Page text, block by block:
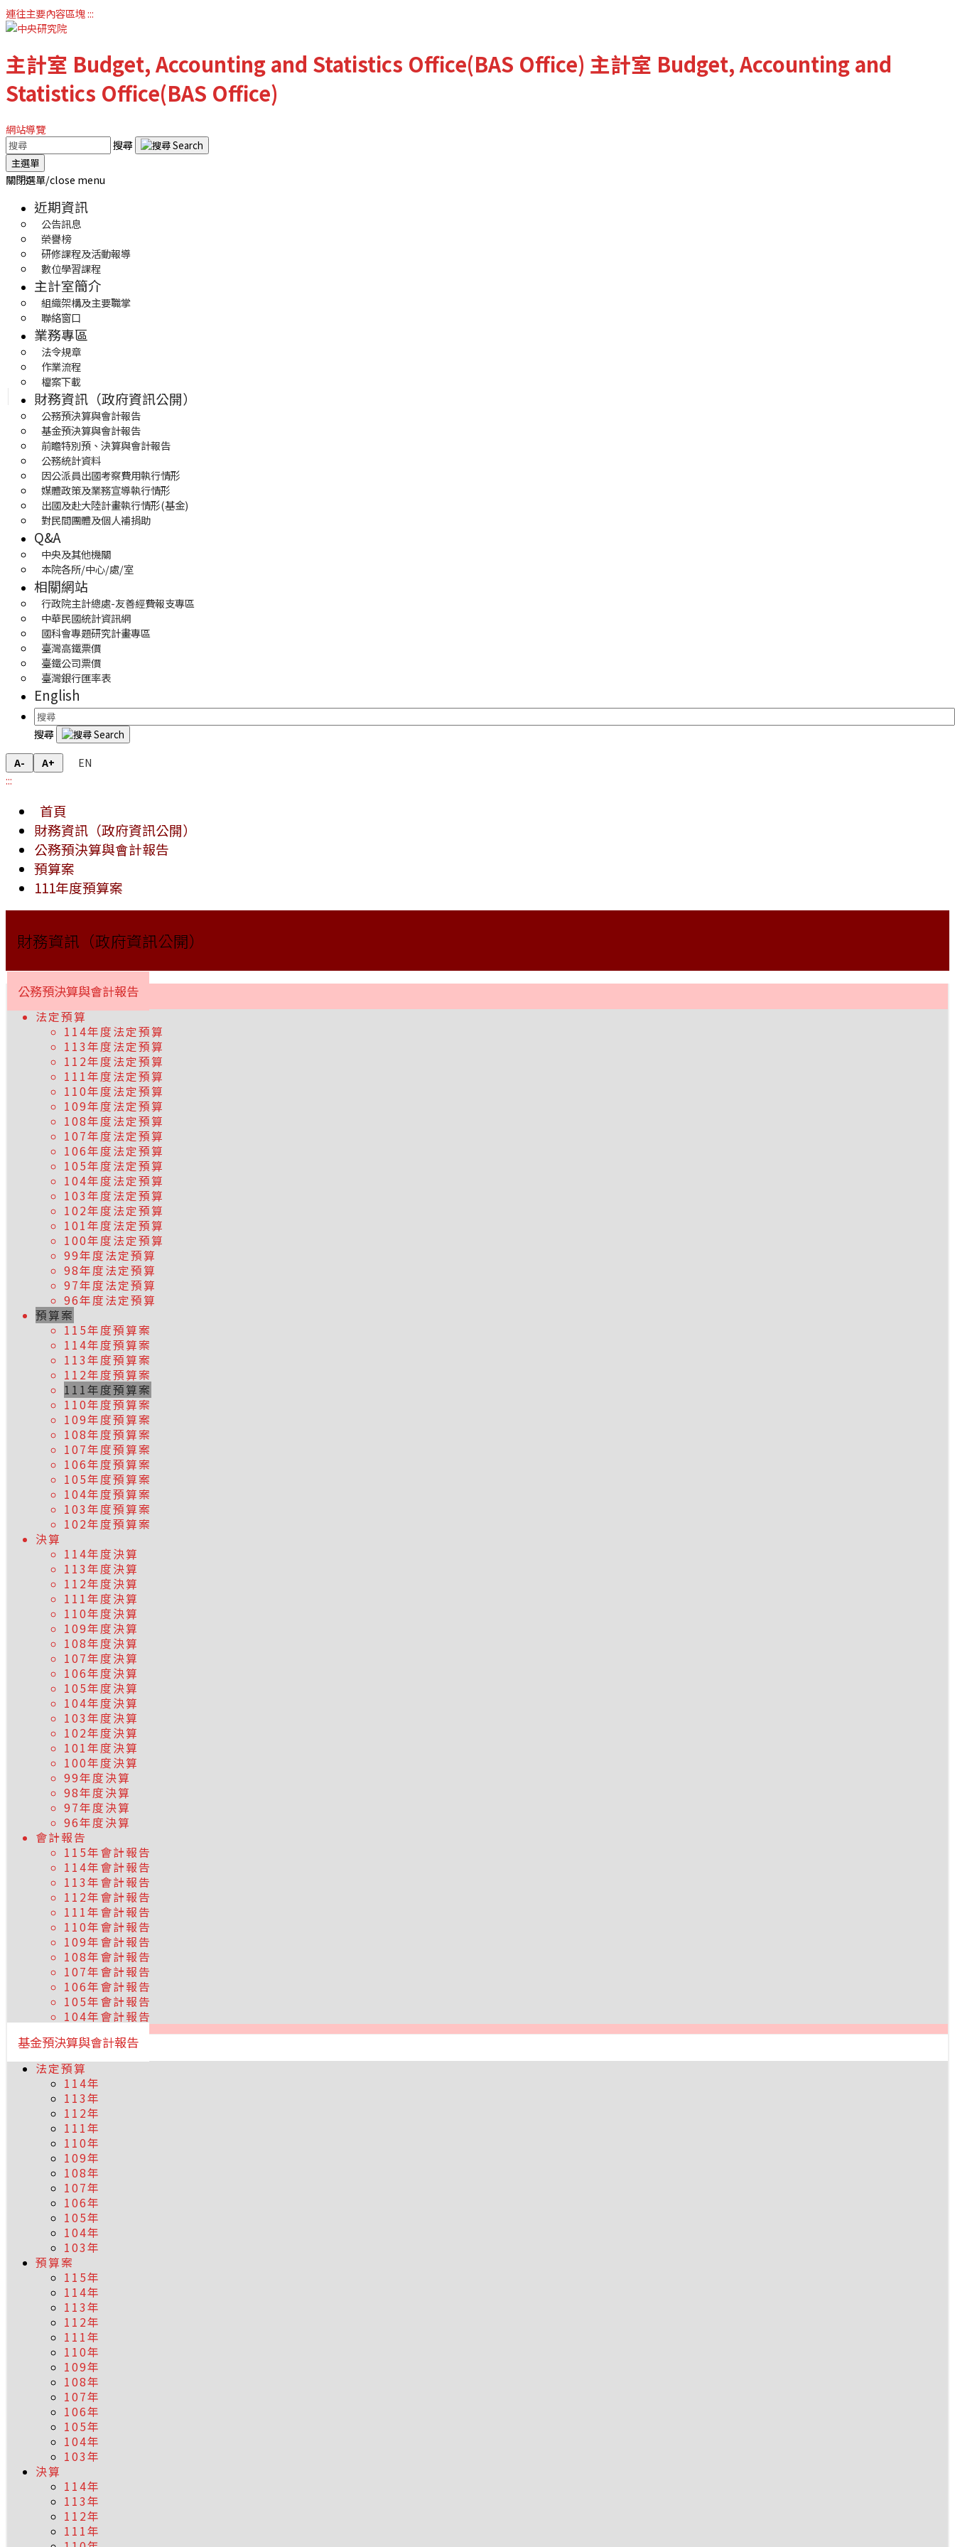
連往主要內容區塊:::
主計室 Budget, Accounting and Statistics Office(BAS Office) 主計室 Budget, Accounting and
Statistics Office(BAS Office)
網站導覽
搜尋
主選單
關閉選單/close menu
近期資訊
公告訊息
榮譽榜
研修課程及活動報導
數位學習課程
主計室簡介
組織架構及主要職掌
聯絡窗口
業務專區
法令規章
作業流程
檔案下載
財務資訊（政府資訊公開）
公務預決算與會計報告
基金預決算與會計報告
前瞻特別預、決算與會計報告
公務統計資料
因公派員出國考察費用執行情形
媒體政策及業務宣導執行情形
出國及赴大陸計畫執行情形(基金)
對民間團體及個人補捐助
Q&A
中央及其他機關
本院各所/中心/處/室
相關網站
行政院主計總處-友善經費報支專區
中華民國統計資訊網
國科會專題研究計畫專區
臺灣高鐵票價
臺鐵公司票價
臺灣銀行匯率表
English
搜尋
A- A+
EN
:::
首頁
財務資訊（政府資訊公開）
公務預決算與會計報告
預算案
111年度預算案
財務資訊（政府資訊公開）
公務預決算與會計報告
法定預算
114年度法定預算
113年度法定預算
112年度法定預算
111年度法定預算
110年度法定預算
109年度法定預算
108年度法定預算
107年度法定預算
106年度法定預算
105年度法定預算
104年度法定預算
103年度法定預算
102年度法定預算
101年度法定預算
100年度法定預算
99年度法定預算
98年度法定預算
97年度法定預算
96年度法定預算
預算案
115年度預算案
114年度預算案
113年度預算案
112年度預算案
111年度預算案
110年度預算案
109年度預算案
108年度預算案
107年度預算案
106年度預算案
105年度預算案
104年度預算案
103年度預算案
102年度預算案
決算
114年度決算
113年度決算
112年度決算
111年度決算
110年度決算
109年度決算
108年度決算
107年度決算
106年度決算
105年度決算
104年度決算
103年度決算
102年度決算
101年度決算
100年度決算
99年度決算
98年度決算
97年度決算
96年度決算
會計報告
115年會計報告
114年會計報告
113年會計報告
112年會計報告
111年會計報告
110年會計報告
109年會計報告
108年會計報告
107年會計報告
106年會計報告
105年會計報告
104年會計報告
基金預決算與會計報告
法定預算
114年
113年
112年
111年
110年
109年
108年
107年
106年
105年
104年
103年
預算案
115年
114年
113年
112年
111年
110年
109年
108年
107年
106年
105年
104年
103年
決算
114年
113年
112年
111年